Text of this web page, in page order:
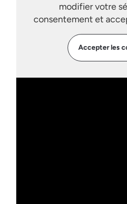
modifier votre
consentement et
Accepter les